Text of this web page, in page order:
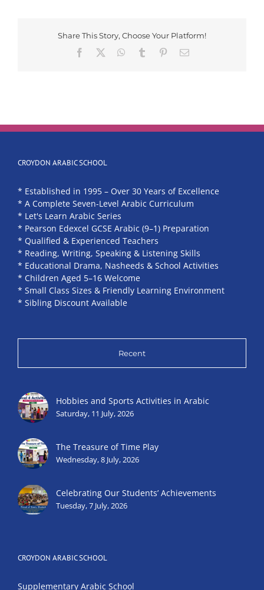
Share This Story, Choose Your Platform!
Facebook
WhatsApp
Tumblr PinterestEmail
CROYDON ARABIC SCHOOL
* Established in 1995 – Over 30 Years of Excellence
* A Complete Seven-Level Arabic Curriculum
* Let's Learn Arabic Series
* Pearson Edexcel GCSE Arabic (9–1) Preparation
* Qualified & Experienced Teachers
* Reading, Writing, Speaking & Listening Skills
* Educational Drama, Nasheeds & School Activities
* Children Aged 5–16 Welcome
* Small Class Sizes & Friendly Learning Environment
* Sibling Discount Available
Recent
Hobbies and Sports Activities in Arabic
Saturday, 11 July, 2026
The Treasure of Time Play
Wednesday, 8 July, 2026
Celebrating Our Students’ Achievements
Tuesday, 7 July, 2026
CROYDON ARABIC SCHOOL
Supplementary Arabic School